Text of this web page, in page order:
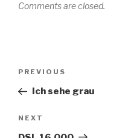
Comments are closed.
Previous
Post
PREVIOUS
Ich sehe grau
Next
Post
NEXT